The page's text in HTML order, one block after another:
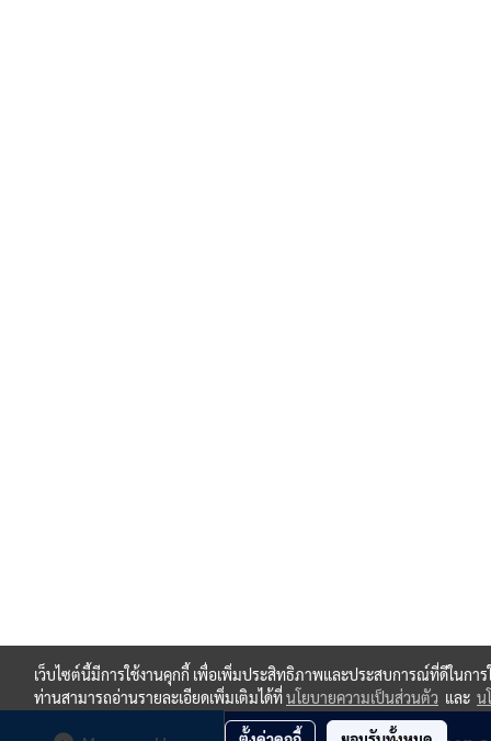
เว็บไซต์นี้มีการใช้งานคุกกี้ เพื่อเพิ่มประสิทธิภาพและประสบการณ์ที่ดีในการ
ท่านสามารถอ่านรายละเอียดเพิ่มเติมได้ที่นโยบายความเป็นส่วนตัว และ น